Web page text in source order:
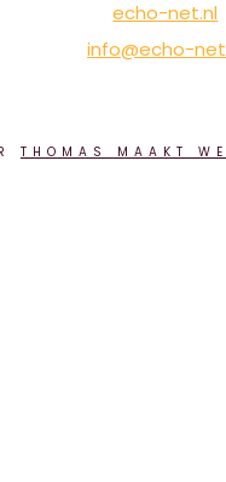
echo-net.nl
info@echo-
THOMAS MAAKT